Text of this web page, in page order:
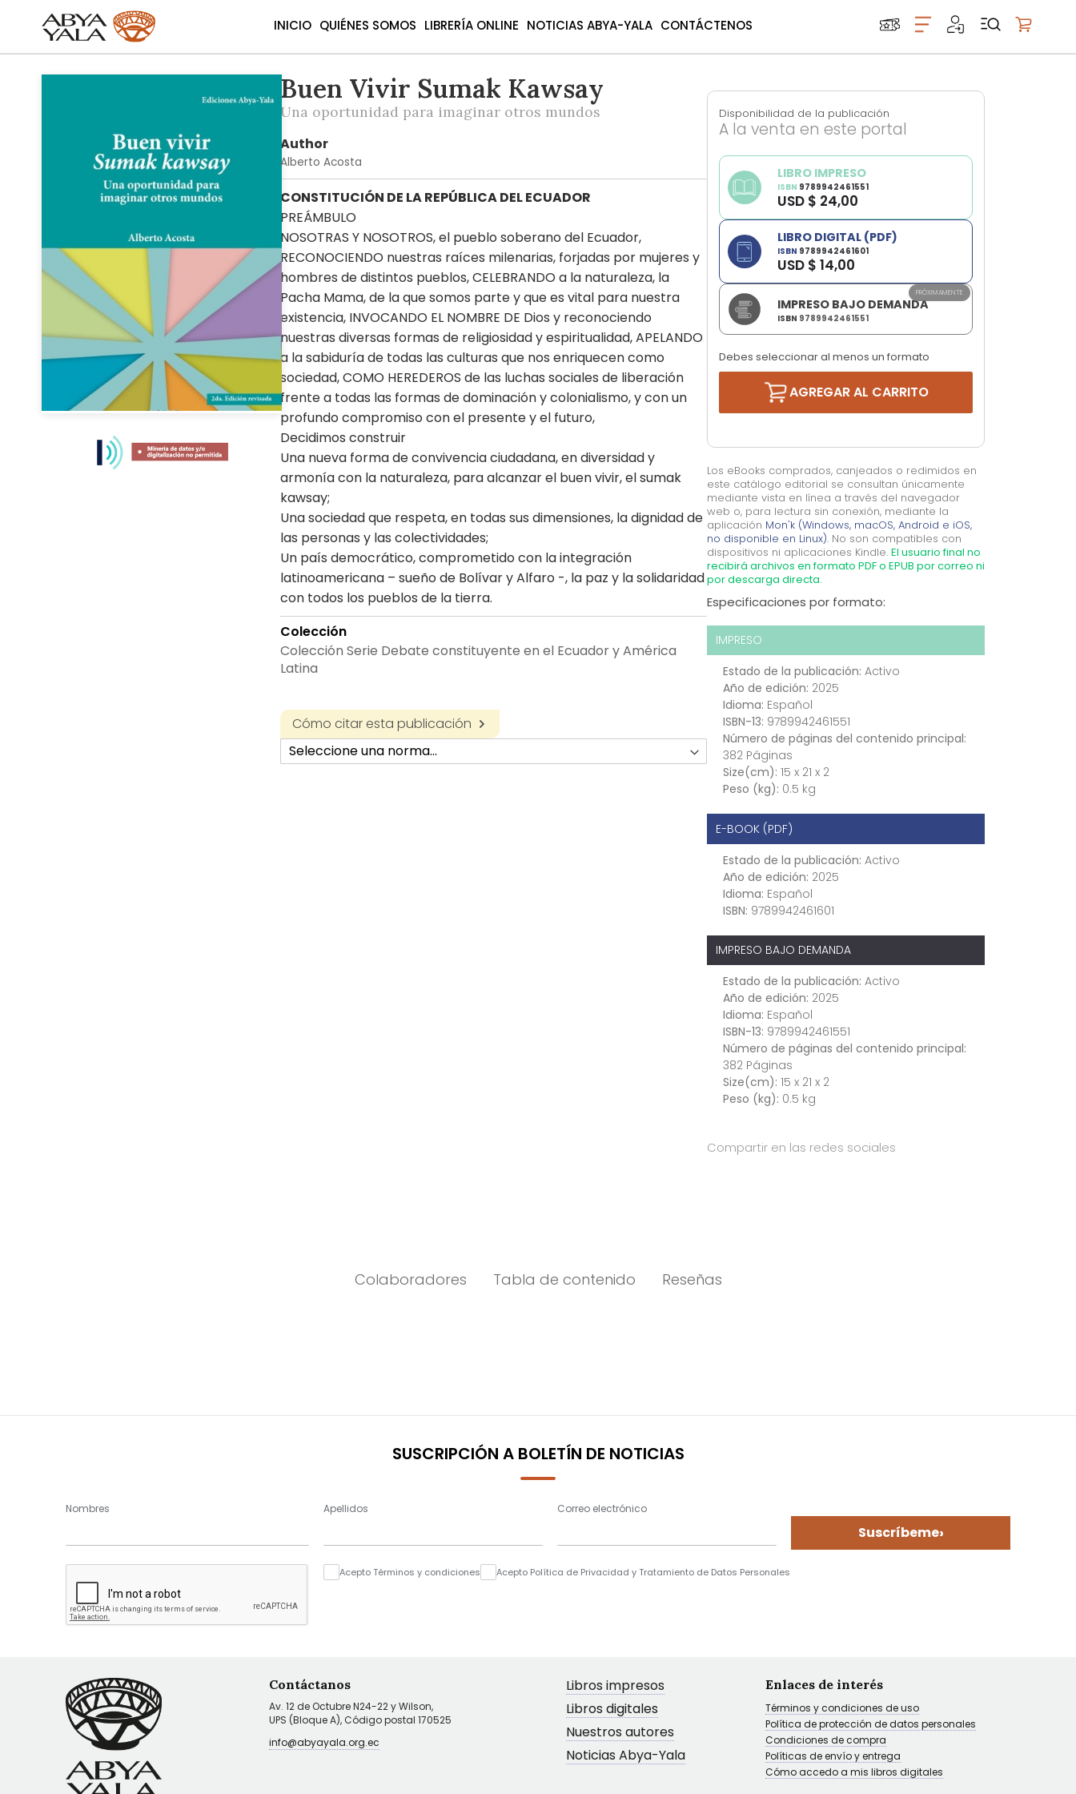
INICIO QUIÉNES SOMOS LIBRERÍA ONLINE NOTICIAS ABYA-YALA CONTÁCTENOS
Buen Vivir Sumak Kawsay
Una oportunidad para imaginar otros mundos
Author
Alberto Acosta
CONSTITUCIÓN DE LA REPÚBLICA DEL ECUADOR
PREÁMBULO
NOSOTRAS Y NOSOTROS, el pueblo soberano del Ecuador,
RECONOCIENDO nuestras raíces milenarias, forjadas por mujeres y
hombres de distintos pueblos, CELEBRANDO a la naturaleza, la
Pacha Mama, de la que somos parte y que es vital para nuestra
existencia, INVOCANDO EL NOMBRE DE Dios y reconociendo
nuestras diversas formas de religiosidad y espiritualidad, APELANDO
a la sabiduría de todas las culturas que nos enriquecen como
sociedad, COMO HEREDEROS de las luchas sociales de liberación
frente a todas las formas de dominación y colonialismo, y con un
profundo compromiso con el presente y el futuro,
Decidimos construir
Una nueva forma de convivencia ciudadana, en diversidad y
armonía con la naturaleza, para alcanzar el buen vivir, el sumak
kawsay;
Una sociedad que respeta, en todas sus dimensiones, la dignidad de
las personas y las colectividades;
Un país democrático, comprometido con la integración
latinoamericana – sueño de Bolívar y Alfaro -, la paz y la solidaridad
con todos los pueblos de la tierra.
Colección
Colección Serie Debate constituyente en el Ecuador y América
Latina
Cómo citar esta publicación
Disponibilidad de la publicación
A la venta en este portal
LIBRO IMPRESO
ISBN 9789942461551
USD $ 24,00
LIBRO DIGITAL (PDF)
ISBN 9789942461601
USD $ 14,00
IMPRESO BAJO DEMANDA
ISBN 9789942461551
PRÓXIMAMENTE
Debes seleccionar al menos un formato
AGREGAR AL CARRITO
Los eBooks comprados, canjeados o redimidos en
este catálogo editorial se consultan únicamente
mediante vista en línea a través del navegador
web o, para lectura sin conexión, mediante la
aplicación Mon'k (Windows, macOS, Android e iOS,
no disponible en Linux).No son compatibles con
dispositivos ni aplicaciones Kindle. El usuario final no
recibirá archivos en formato PDF o EPUB por correo ni
por descarga directa.
Especificaciones por formato:
IMPRESO
Estado de la publicación: Activo
Año de edición: 2025
Idioma: Español
ISBN-13: 9789942461551
Número de páginas del contenido principal:
382 Páginas
Size(cm): 15 x 21 x 2
Peso (kg): 0.5 kg
E-BOOK (PDF)
Estado de la publicación: Activo
Año de edición: 2025
Idioma: Español
ISBN: 9789942461601
IMPRESO BAJO DEMANDA
Estado de la publicación: Activo
Año de edición: 2025
Idioma: Español
ISBN-13: 9789942461551
Número de páginas del contenido principal:
382 Páginas
Size(cm): 15 x 21 x 2
Peso (kg): 0.5 kg
Compartir en las redes sociales
Colaboradores Tabla de contenido Reseñas
SUSCRIPCIÓN A BOLETÍN DE NOTICIAS
Nombres Apellidos Correo electrónico
Suscríbeme›
Acepto Términos y condiciones Acepto Política de Privacidad y Tratamiento de Datos Personales
Contáctanos
Av. 12 de Octubre N24-22 y Wilson,
UPS (Bloque A), Código postal 170525
info@abyayala.org.ec
Libros impresos
Libros digitales
Nuestros autores
Noticias Abya-Yala
Enlaces de interés
Términos y condiciones de uso
Política de protección de datos personales
Condiciones de compra
Políticas de envío y entrega
Cómo accedo a mis libros digitales